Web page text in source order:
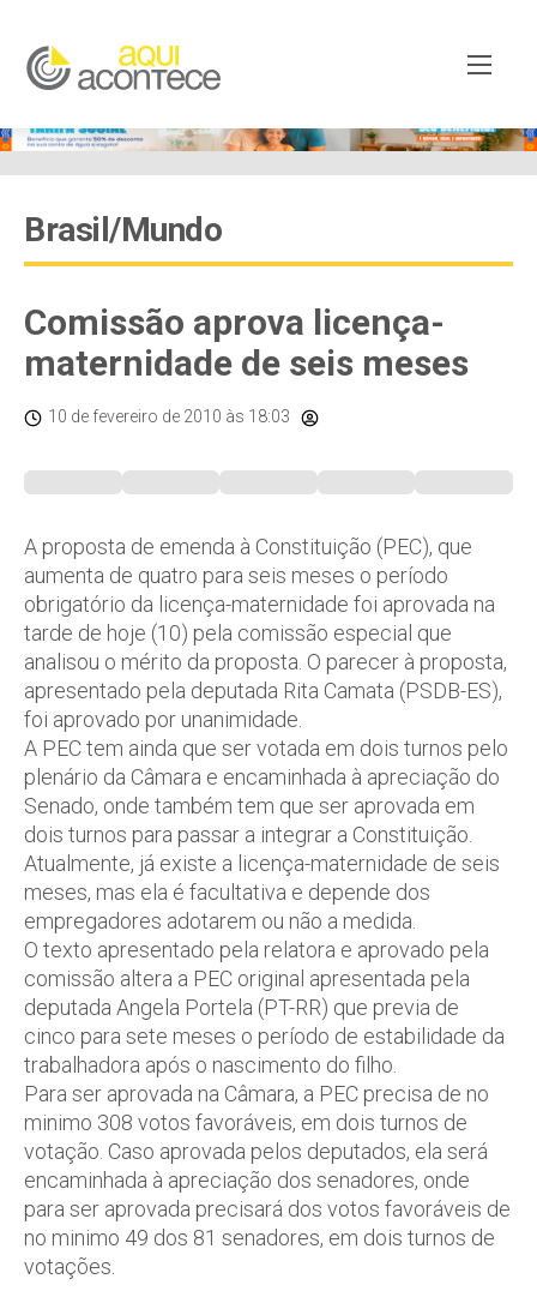
Brasil/Mundo
Comissão aprova licença-
maternidade de seis meses
10 de fevereiro de 2010 às 18:03
A proposta de emenda à Constituição (PEC), que
aumenta de quatro para seis meses o período
obrigatório da licença-maternidade foi aprovada na
tarde de hoje (10) pela comissão especial que
analisou o mérito da proposta. O parecer à proposta,
apresentado pela deputada Rita Camata (PSDB-ES),
foi aprovado por unanimidade.
A PEC tem ainda que ser votada em dois turnos pelo
plenário da Câmara e encaminhada à apreciação do
Senado, onde também tem que ser aprovada em
dois turnos para passar a integrar a Constituição.
Atualmente, já existe a licença-maternidade de seis
meses, mas ela é facultativa e depende dos
empregadores adotarem ou não a medida.
O texto apresentado pela relatora e aprovado pela
comissão altera a PEC original apresentada pela
deputada Angela Portela (PT-RR) que previa de
cinco para sete meses o período de estabilidade da
trabalhadora após o nascimento do filho.
Para ser aprovada na Câmara, a PEC precisa de no
minimo 308 votos favoráveis, em dois turnos de
votação. Caso aprovada pelos deputados, ela será
encaminhada à apreciação dos senadores, onde
para ser aprovada precisará dos votos favoráveis de
no minimo 49 dos 81 senadores, em dois turnos de
votações.